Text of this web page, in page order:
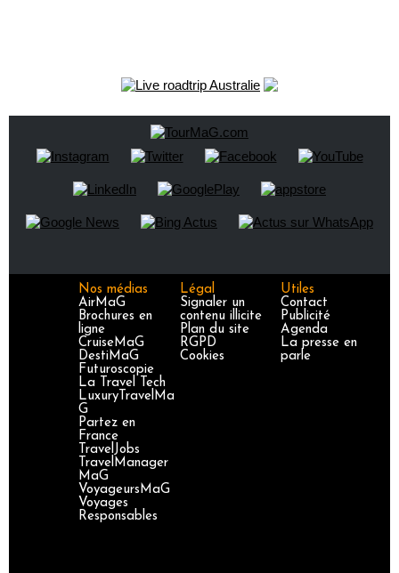
Nos médias
AirMaG
Brochures en
ligne
CruiseMaG
DestiMaG
Futuroscopie
La Travel Tech
LuxuryTravelMa
G
Partez en
France
TravelJobs
TravelManager
MaG
VoyageursMaG
Voyages
Responsables
Légal
Signaler un
contenu illicite
Plan du site
RGPD
Cookies
Utiles
Contact
Publicité
Agenda
La presse en
parle